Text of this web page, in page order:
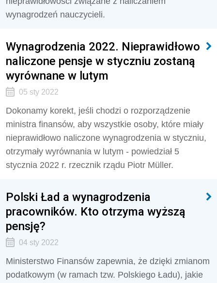
wynagrodzeń nauczycieli.
Wynagrodzenia 2022. Nieprawidłowo
naliczone pensje w styczniu zostaną
wyrównane w lutym
05 sty 2022
Dokonamy korekt, jeśli chodzi o rozporządzenie
ministra finansów, aby wszystkie osoby, które miały
nieprawidłowo naliczone wynagrodzenia w styczniu,
otrzymały wyrównania w lutym - powiedział 5
stycznia 2022 r. rzecznik rządu Piotr Müller.
Polski Ład a wynagrodzenia
pracowników. Kto otrzyma wyższą
pensję?
04 sty 2022
Ministerstwo Finansów zapewnia, że dzięki zmianom
podatkowym (w ramach tzw. Polskiego Ładu), jakie